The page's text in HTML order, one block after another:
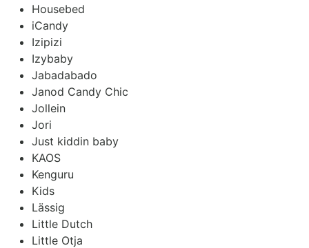
Housebed
iCandy
Izipizi
Izybaby
Jabadabado
Janod Candy Chic
Jollein
Jori
Just kiddin baby
KAOS
Kenguru
Kids
Lässig
Little Dutch
Little Otja